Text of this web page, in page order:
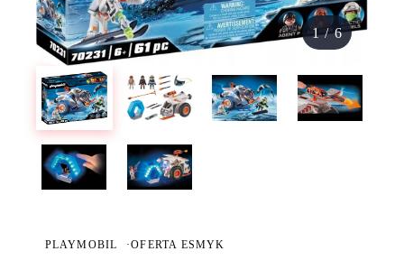
1/6
PLAYMOBIL ·OFERTA ESMYK